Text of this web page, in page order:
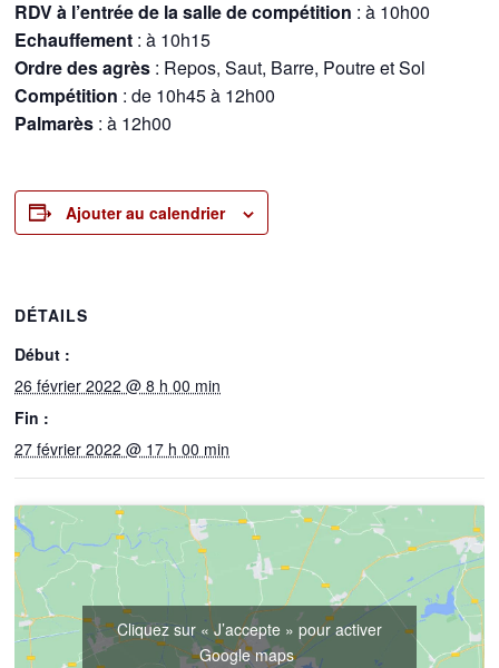
RDV à l’entrée de la salle de compétition : à 10h00
Echauffement : à 10h15
Ordre des agrès : Repos, Saut, Barre, Poutre et Sol
Compétition : de 10h45 à 12h00
Palmarès : à 12h00
Ajouter au calendrier
DÉTAILS
Début :
26 février 2022 @ 8 h 00 min
Fin :
27 février 2022 @ 17 h 00 min
Cliquez sur « J’accepte » pour activer
Google maps